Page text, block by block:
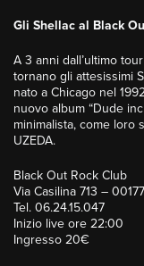
Gli Shellac al Black
A 3 anni dall’ultimo
tornano gli attesissimi
nato a Chicago nel
nuovo album “Dude
minimalista, come loro
UZEDA.
Black Out Rock Club
Via Casilina 713 –
Tel. 06.24.15.047
Inizio live ore 22:00
Ingresso 20€